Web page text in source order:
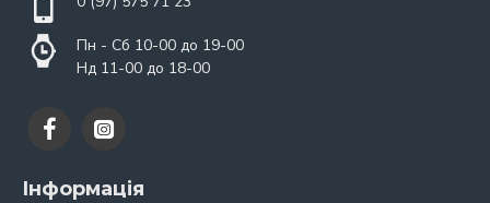
Пн - Сб 10-00 до 19-00
Нд 11-00 до 18-00
Інформація